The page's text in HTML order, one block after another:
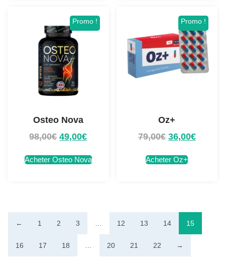
Promo !
Osteo Nova
98,00€ 49,00€
Acheter Osteo Nova
Promo !
Oz+
79,00€ 36,00€
Acheter Oz+
← 1 2 3 12 13 14 15
16 17 18 20 21 22 →